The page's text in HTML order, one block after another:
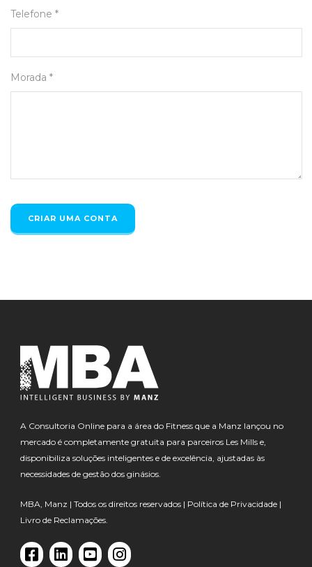
Telefone *
Morada *
A Consultoria Online para a área do Fitness que a Manz lançou no
mercado é completamente gratuita para parceiros Les Mills e,
disponibiliza soluções inteligentes e de excelência, ajustadas às
necessidades de gestão dos ginásios.
MBA, Manz | Todos os direitos reservados | Política de Privacidade |
Livro de Reclamações.